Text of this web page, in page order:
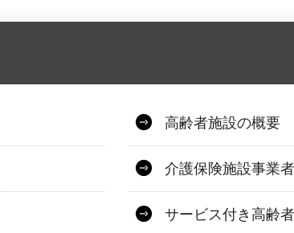
高齢者施設の概要
介護保険施設事業
サービス付き高齢